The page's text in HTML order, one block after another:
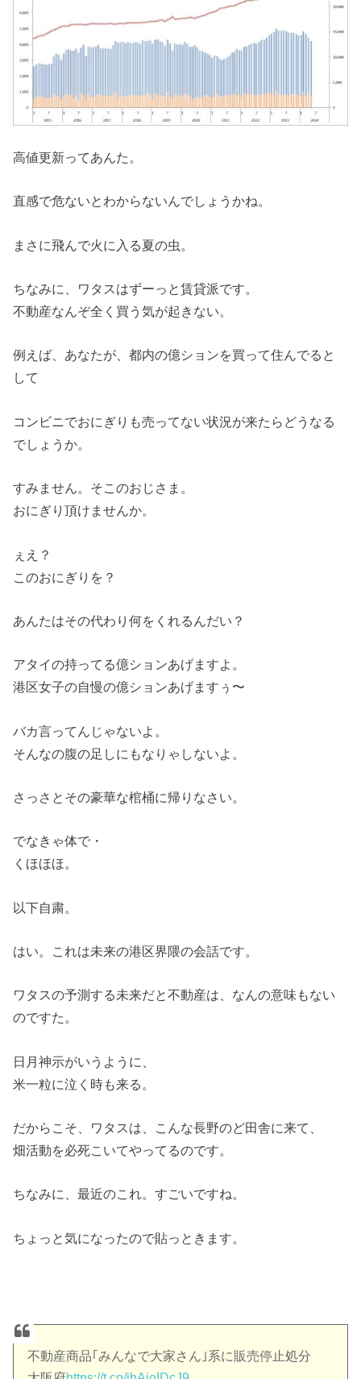
高値更新ってあんた。
直感で危ないとわからないんでしょうかね。
まさに飛んで火に入る夏の虫。
ちなみに、ワタスはずーっと賃貸派です。
不動産なんぞ全く買う気が起きない。
例えば、あなたが、都内の億ションを買って住んでると
して
コンビニでおにぎりも売ってない状況が来たらどうなる
でしょうか。
すみません。そこのおじさま。
おにぎり頂けませんか。
ぇえ？
このおにぎりを？
あんたはその代わり何をくれるんだい？
アタイの持ってる億ションあげますよ。
港区女子の自慢の億ションあげますぅ〜
バカ言ってんじゃないよ。
そんなの腹の足しにもなりゃしないよ。
さっさとその豪華な棺桶に帰りなさい。
でなきゃ体で・
くほほほ。
以下自粛。
はい。これは未来の港区界隈の会話です。
ワタスの予測する未来だと不動産は、なんの意味もない
のですた。
日月神示がいうように、
米一粒に泣く時も来る。
だからこそ、ワタスは、こんな長野のど田舎に来て、
畑活動を必死こいてやってるのです。
ちなみに、最近のこれ。すごいですね。
ちょっと気になったので貼っときます。
不動産商品｢みんなで大家さん｣系に販売停止処分